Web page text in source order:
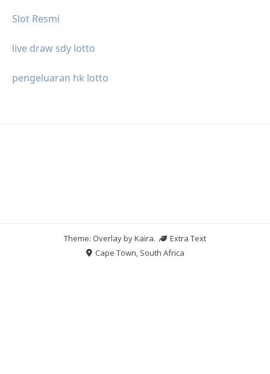
Slot Resmi
live draw sdy lotto
pengeluaran hk lotto
Theme: Overlay byKaira.
Extra Text
Cape Town, South Africa